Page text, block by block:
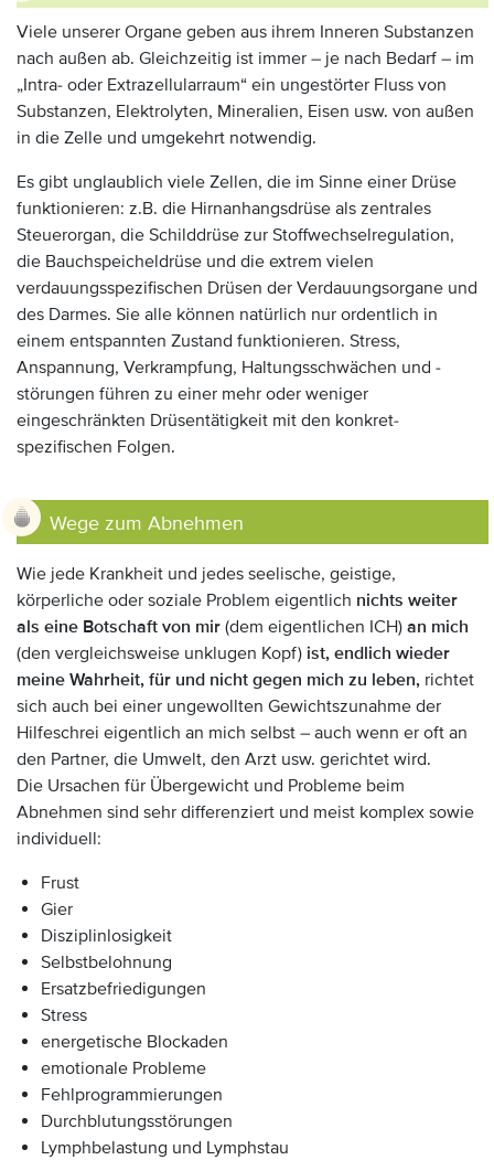
Viele unserer Organe geben aus ihrem Inneren Substanzen
nach außen ab. Gleichzeitig ist immer – je nach Bedarf – im
„Intra- oder Extrazellularraum“ ein ungestörter Fluss von
Substanzen, Elektrolyten, Mineralien, Eisen usw. von außen
in die Zelle und umgekehrt notwendig.
Es gibt unglaublich viele Zellen, die im Sinne einer Drüse
funktionieren: z.B. die Hirnanhangsdrüse als zentrales
Steuerorgan, die Schilddrüse zur Stoffwechselregulation,
die Bauchspeicheldrüse und die extrem vielen
verdauungsspezifischen Drüsen der Verdauungsorgane und
des Darmes. Sie alle können natürlich nur ordentlich in
einem entspannten Zustand funktionieren. Stress,
Anspannung, Verkrampfung, Haltungsschwächen und -
störungen führen zu einer mehr oder weniger
eingeschränkten Drüsentätigkeit mit den konkret-
spezifischen Folgen.
Wege zum Abnehmen
Wie jede Krankheit und jedes seelische, geistige,
körperliche oder soziale Problem eigentlich nichts weiter
als eine Botschaft von mir (dem eigentlichen ICH) an mich
(den vergleichsweise unklugen Kopf) ist, endlich wieder
meine Wahrheit, für und nicht gegen mich zu leben, richtet
sich auch bei einer ungewollten Gewichtszunahme der
Hilfeschrei eigentlich an mich selbst – auch wenn er oft an
den Partner, die Umwelt, den Arzt usw. gerichtet wird.
Die Ursachen für Übergewicht und Probleme beim
Abnehmen sind sehr differenziert und meist komplex sowie
individuell:
Frust
Gier
Disziplinlosigkeit
Selbstbelohnung
Ersatzbefriedigungen
Stress
energetische Blockaden
emotionale Probleme
Fehlprogrammierungen
Durchblutungsstörungen
Lymphbelastung und Lymphstau